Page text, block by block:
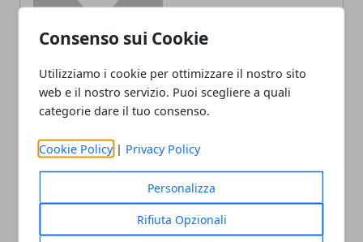
Consenso sui Cookie
Utilizziamo i cookie per ottimizzare il nostro sito
web e il nostro servizio. Puoi scegliere a quali
categorie dare il tuo consenso.
Cookie Policy | Privacy Policy
Personalizza
Rifiuta Opzionali
ARTICOLI CORRELATI